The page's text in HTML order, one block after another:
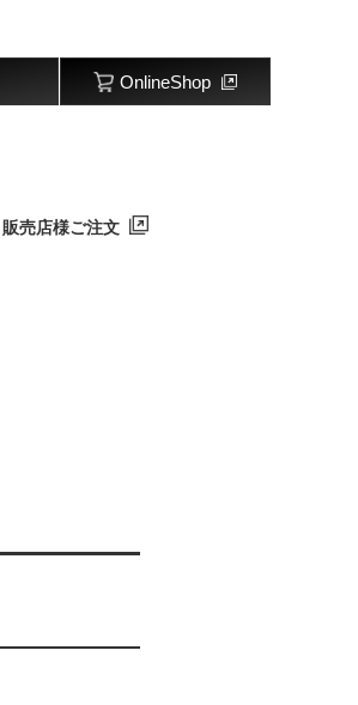
OnlineShop
販売店様ご注文